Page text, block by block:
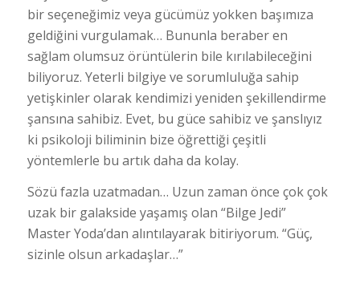
bir seçeneğimiz veya gücümüz yokken başımıza
geldiğini vurgulamak… Bununla beraber en
sağlam olumsuz örüntülerin bile kırılabileceğini
biliyoruz. Yeterli bilgiye ve sorumluluğa sahip
yetişkinler olarak kendimizi yeniden şekillendirme
şansına sahibiz. Evet, bu güce sahibiz ve şanslıyız
ki psikoloji biliminin bize öğrettiği çeşitli
yöntemlerle bu artık daha da kolay.
Sözü fazla uzatmadan… Uzun zaman önce çok çok
uzak bir galakside yaşamış olan “Bilge Jedi”
Master Yoda’dan alıntılayarak bitiriyorum. “Güç,
sizinle olsun arkadaşlar…”